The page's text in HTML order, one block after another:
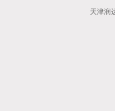
天津润